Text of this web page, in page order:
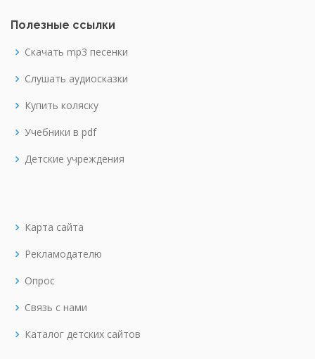
Полезные ссылки
Скачать mp3 песенки
Слушать аудиосказки
Купить коляску
Учебники в pdf
Детские учреждения
Карта сайта
Рекламодателю
Опрос
Связь с нами
Каталог детских сайтов